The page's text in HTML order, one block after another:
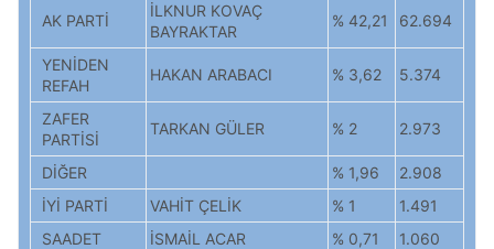
AK PARTİ
İLKNUR KOVAÇ
BAYRAKTAR
% 42,21 62.694
YENİDEN
REFAH
HAKAN ARABACI % 3,62 5.374
ZAFER
PARTİSİ
TARKAN GÜLER % 2 2.973
DİĞER % 1,96
2.908
İYİ PARTİ
VAHİT ÇELİK % 1
1.491
SAADET
İSMAİL ACAR % 0,71
1.060